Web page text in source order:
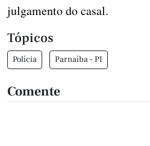
julgamento do casal.
Tópicos
Polícia Parnaíba - PI
Comente